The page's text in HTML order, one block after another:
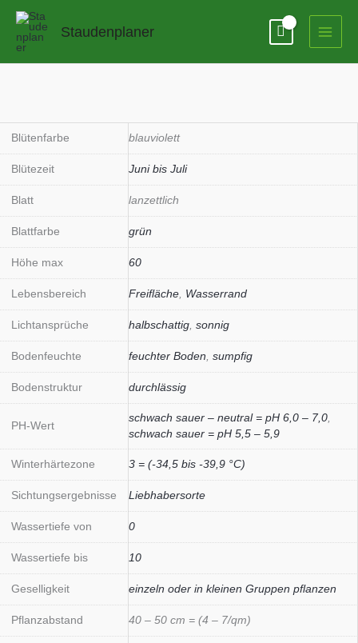
Zum
springen
Staudenplaner
Blütenfarbe blauviolett
Blütezeit Juni bis Juli
Blatt lanzettlich
Blattfarbe grün
Höhe max 60
Lebensbereich Freifläche Wasserrand
Lichtansprüche halbschattig sonnig
Bodenfeuchte feuchter Boden sumpfig
Bodenstruktur durchlässig
PH-Wert
schwach sauer – neutral = pH 6,0 – 7,0
schwach sauer = pH 5,5 – 5,9
Winterhärtezone 3 = (-34,5 bis -39,9 °C)
Sichtungsergebnisse Liebhabersorte
Wassertiefe von 0
Wassertiefe bis 10
Geselligkeit einzeln oder in kleinen Gruppen pflanzen
Pflanzabstand 40 – 50 cm = (4 – 7/qm)